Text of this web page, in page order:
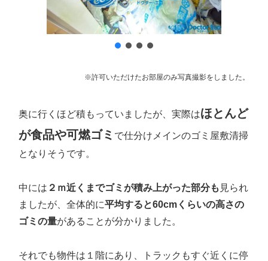
※許可いただけたお部屋のみ写真撮影をしました。
奥に行くほど積もっていましたが、実際はほとんど
が食品や可燃ゴミ で仕分けメインのゴミ屋敷清掃
となりそうです。
中には ２ｍ近くまでゴミが積み上がった部分も 見られ
ましたが、全体的に平均すると60cmくらいの高さの
ゴミの量があることが分かりました。
それでも物件は１階にあり、トラックもすぐ近くに停